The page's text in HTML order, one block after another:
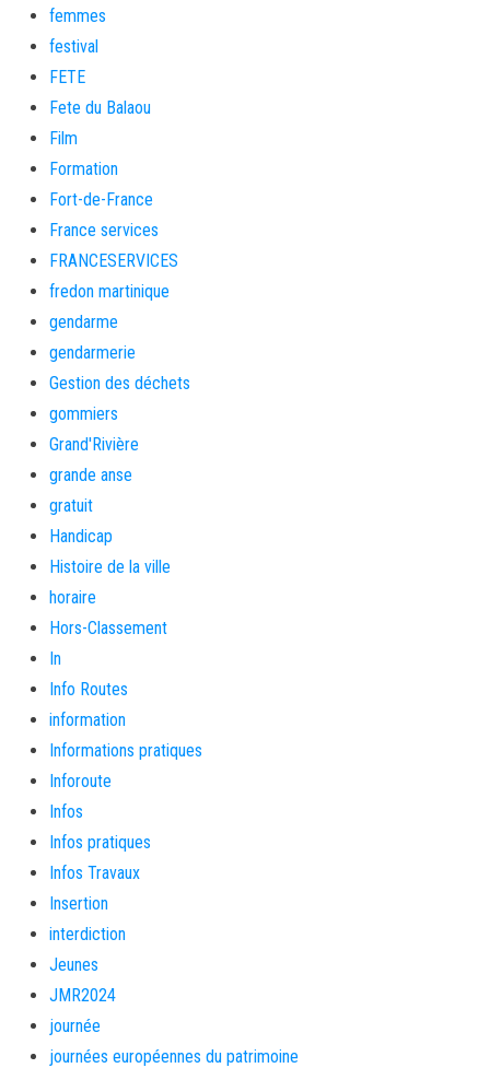
femmes
festival
FETE
Fete du Balaou
Film
Formation
Fort-de-France
France services
FRANCESERVICES
fredon martinique
gendarme
gendarmerie
Gestion des déchets
gommiers
Grand'Rivière
grande anse
gratuit
Handicap
Histoire de la ville
horaire
Hors-Classement
In
Info Routes
information
Informations pratiques
Inforoute
Infos
Infos pratiques
Infos Travaux
Insertion
interdiction
Jeunes
JMR2024
journée
journées européennes du patrimoine